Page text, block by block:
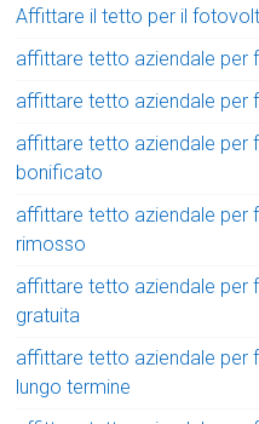
Affittare il tetto per il
affittare tetto aziendale per
affittare tetto aziendale
affittare tetto aziendale
bonificato
affittare tetto aziendale
rimosso
affittare tetto aziendale per
gratuita
affittare tetto aziendale
lungo termine